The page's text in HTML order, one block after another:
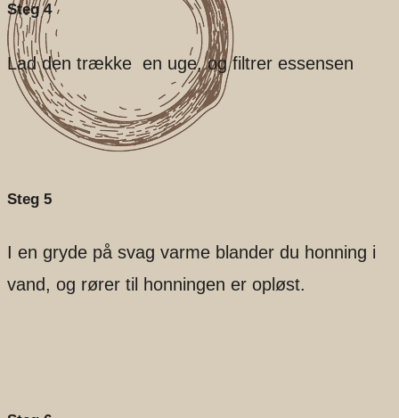
Steg 4
Lad den trække en uge, og filtrer essensen
Steg 5
I en gryde på svag varme blander du honning i
vand, og rører til honningen er opløst.